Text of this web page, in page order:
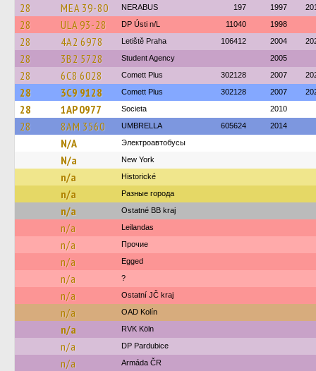
28 MEA 39-80 NERABUS 197 1997
28 ULA 93-28 DP Ústi n/L 11040 1998
28 4A2 6978 Letiště Praha 106412 2004
28 3B2 5728 Student Agency 2005
28 6C8 6028 Comett Plus 302128 2007
28 3C9 9128 Comett Plus 302128 2007
28 1AP 0977 Societa 2010
28 8AM 3560 UMBRELLA 605624 2014
N/A Электроавтобусы
N/a New York‎‎‎‎‎‎‎
n/a Historické
n/a Разные города
n/a Ostatné BB kraj
n/a Leilandas
n/a Прочие
n/a Egged
n/a ?
n/a Ostatní JČ kraj
n/a OAD Kolín
n/a RVK Köln
n/a DP Pardubice
n/a Armáda ČR